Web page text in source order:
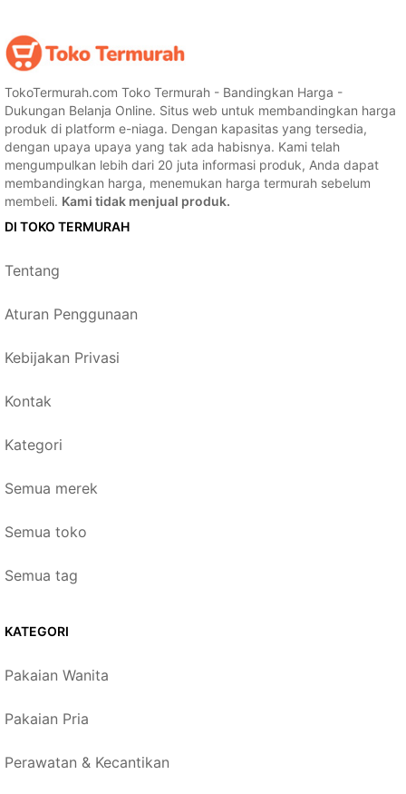
TokoTermurah.com Toko Termurah - Bandingkan Harga -
Dukungan Belanja Online. Situs web untuk membandingkan harga
produk di platform e-niaga. Dengan kapasitas yang tersedia,
dengan upaya upaya yang tak ada habisnya. Kami telah
mengumpulkan lebih dari 20 juta informasi produk, Anda dapat
membandingkan harga, menemukan harga termurah sebelum
membeli. Kami tidak menjual produk.
DI TOKO TERMURAH
Tentang
Aturan Penggunaan
Kebijakan Privasi
Kontak
Kategori
Semua merek
Semua toko
Semua tag
KATEGORI
Pakaian Wanita
Pakaian Pria
Perawatan & Kecantikan